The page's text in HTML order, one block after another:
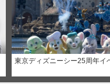
東京ディズニーシー25周年イ